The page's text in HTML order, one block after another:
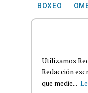
BOXEO
Utilizamos
Redacción
que medie...